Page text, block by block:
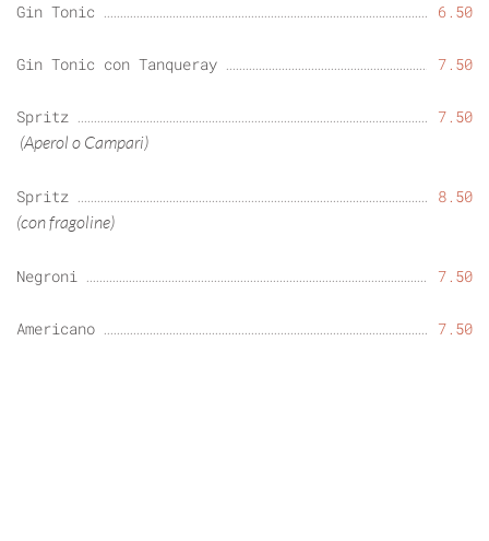
Gin Tonic 6.50
Gin Tonic con Tanqueray 7.50
Spritz 7.50
(Aperol o Campari)
Spritz 8.50
(con fragoline)
Negroni 7.50
Americano 7.50